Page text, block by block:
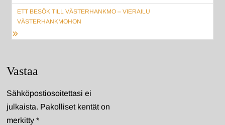
ETT BESÖK TILL VÄSTERHANKMO – VIERAILU
VÄSTERHANKMOHON
Vastaa
Sähköpostiosoitettasi ei
julkaista. Pakolliset kentät on
merkitty*